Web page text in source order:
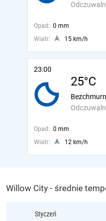
Opad: 0 mm
Wiatr:
15 km/h
23:00
25°C
Opad: 0 mm
Wiatr:
12 km/h
Willow City - średnie
Styczeń